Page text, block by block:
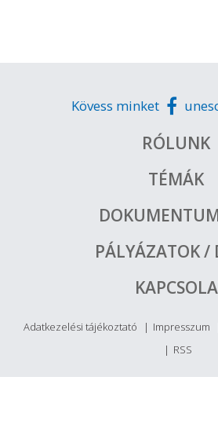
Kövess minket
RÓLUNK
TÉMÁK
PÁLYÁZATOK /
Adatkezelési tájékoztató Impresszum
RSS